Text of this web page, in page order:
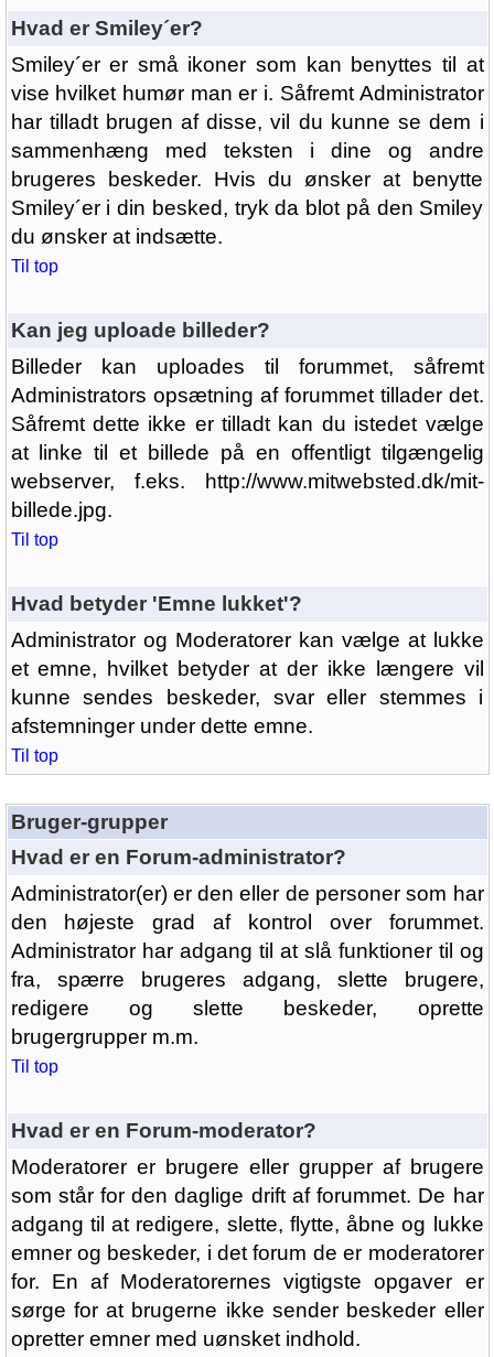
Hvad er Smiley´er?
Smiley´er er små ikoner som kan benyttes til at
vise hvilket humør man er i. Såfremt Administrator
har tilladt brugen af disse, vil du kunne se dem i
sammenhæng med teksten i dine og andre
brugeres beskeder. Hvis du ønsker at benytte
Smiley´er i din besked, tryk da blot på den Smiley
du ønsker at indsætte.
Til top
Kan jeg uploade billeder?
Billeder kan uploades til forummet, såfremt
Administrators opsætning af forummet tillader det.
Såfremt dette ikke er tilladt kan du istedet vælge
at linke til et billede på en offentligt tilgængelig
webserver, f.eks. http://www.mitwebsted.dk/mit-
billede.jpg.
Til top
Hvad betyder 'Emne lukket'?
Administrator og Moderatorer kan vælge at lukke
et emne, hvilket betyder at der ikke længere vil
kunne sendes beskeder, svar eller stemmes i
afstemninger under dette emne.
Til top
Bruger-grupper
Hvad er en Forum-administrator?
Administrator(er) er den eller de personer som har
den højeste grad af kontrol over forummet.
Administrator har adgang til at slå funktioner til og
fra, spærre brugeres adgang, slette brugere,
redigere og slette beskeder, oprette
brugergrupper m.m.
Til top
Hvad er en Forum-moderator?
Moderatorer er brugere eller grupper af brugere
som står for den daglige drift af forummet. De har
adgang til at redigere, slette, flytte, åbne og lukke
emner og beskeder, i det forum de er moderatorer
for. En af Moderatorernes vigtigste opgaver er
sørge for at brugerne ikke sender beskeder eller
opretter emner med uønsket indhold.